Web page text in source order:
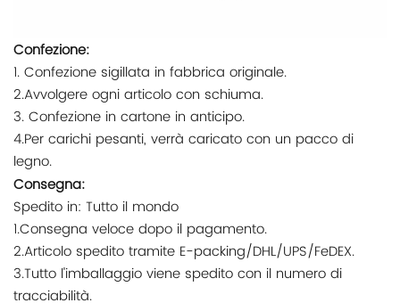
Confezione:
1. Confezione sigillata in fabbrica originale.
2.Avvolgere ogni articolo con schiuma.
3. Confezione in cartone in anticipo.
4.Per carichi pesanti, verrà caricato con un pacco di
legno.
Consegna:
Spedito in: Tutto il mondo
1.Consegna veloce dopo il pagamento.
2.Articolo spedito tramite E-packing/DHL/UPS/FeDEX.
3.Tutto l'imballaggio viene spedito con il numero di
tracciabilità.